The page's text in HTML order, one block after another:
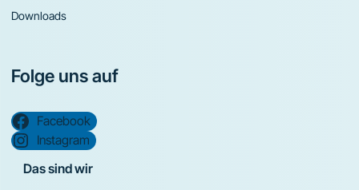
Downloads
Folge uns auf
Facebook
Instagram
Das sind wir